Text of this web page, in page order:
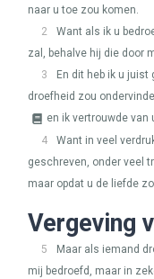
naar u toe zou komen.
2
Want als ik u
zal, behalve hij die door
3
En dit heb ik u
droefheid zou
en ik vertrouwde
4
Want in veel
geschreven, onder veel
maar opdat u de liefde
Vergeving
5 Maar als iemand
mij bedroefd, maar in